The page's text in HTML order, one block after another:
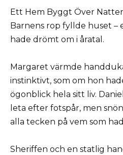
Ett Hem Byggt Över
Barnens rop fyllde huset –
hade drömt om i åratal.
Margaret värmde
instinktivt, som om hon
ögonblick hela sitt liv.
leta efter fotspår, men
alla tecken på vem som
Sheriffen och en statlig